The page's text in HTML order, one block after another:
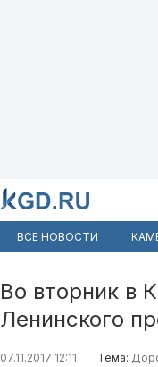
ВСЕ НОВОСТИ
Во вторник в
Ленинского
07.11.2017 12:11 Тема: